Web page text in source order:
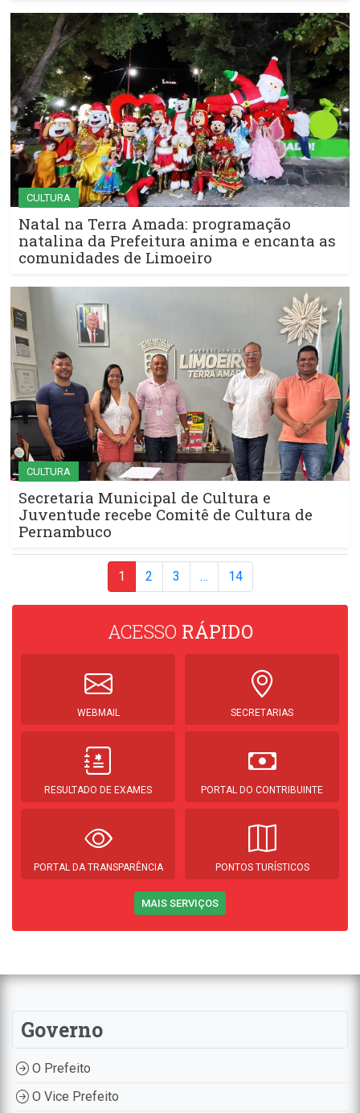
CULTURA
Natal na Terra Amada: programação
natalina da Prefeitura anima e encanta as
comunidades de Limoeiro
CULTURA
Secretaria Municipal de Cultura e
Juventude recebe Comitê de Cultura de
Pernambuco
1 2 3 … 14
ACESSO RÁPIDO
WEBMAIL SECRETARIAS
RESULTADO DE EXAMES PORTAL DO CONTRIBUINTE
PORTAL DA TRANSPARÊNCIA PONTOS TURÍSTICOS
MAIS SERVIÇOS
Governo
O Prefeito
O Vice Prefeito